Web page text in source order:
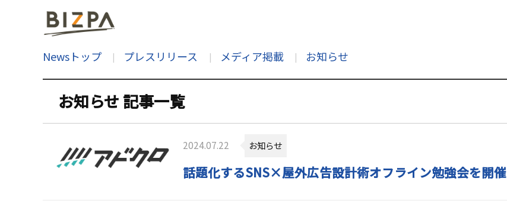
Newsトップ プレスリリース メディア掲載 お知らせ
お知らせ 記事一覧
2024.07.22 お知らせ
話題化するSNS×屋外広告設計術オフライン勉強会を開催